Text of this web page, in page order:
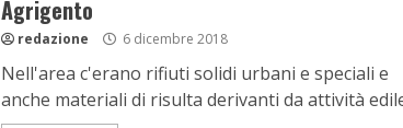
Agrigento
redazione 6 dicembre 2018
Nell'area c'erano rifiuti solidi urbani e speciali e
anche materiali di risulta derivanti da attività